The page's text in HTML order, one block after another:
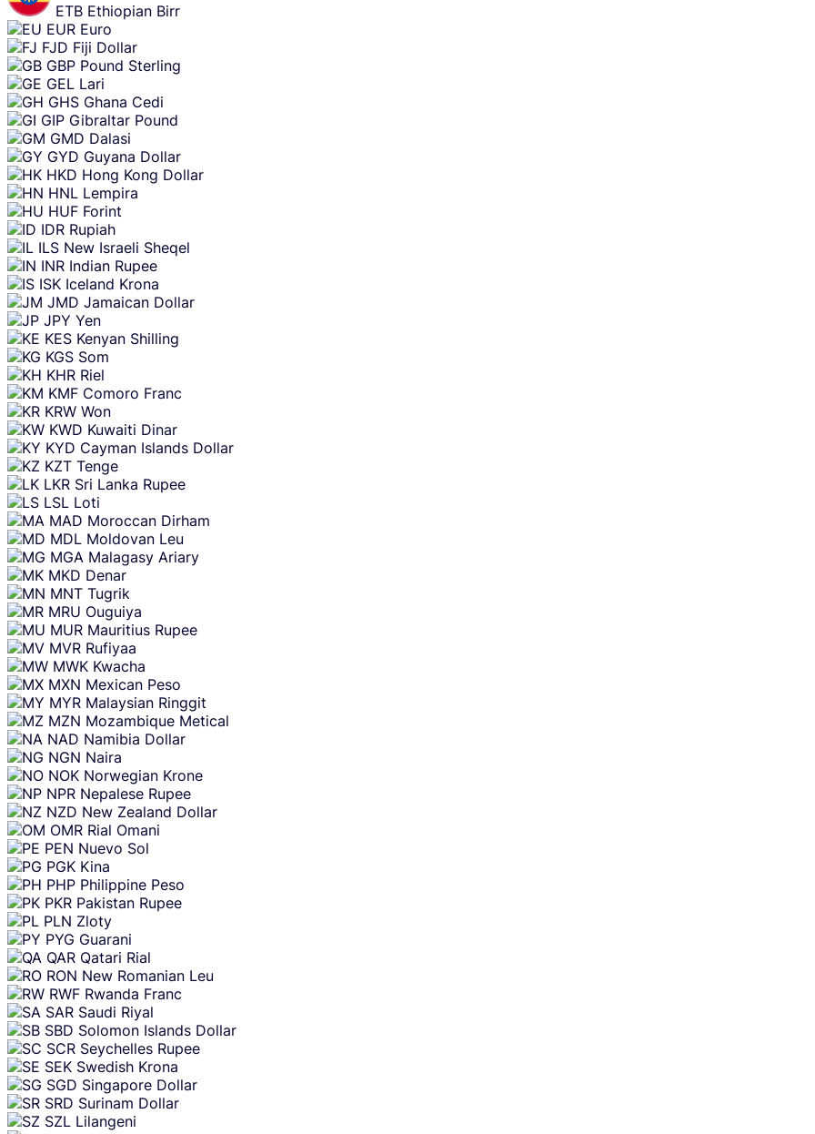
ETB Ethiopian Birr
EUR Euro
FJD Fiji Dollar
GBP Pound Sterling
GEL Lari
GHS Ghana Cedi
GIP Gibraltar Pound
GMD Dalasi
GYD Guyana Dollar
HKD Hong Kong Dollar
HNL Lempira
HUF Forint
IDR Rupiah
ILS New Israeli Sheqel
INR Indian Rupee
ISK Iceland Krona
JMD Jamaican Dollar
JPY Yen
KES Kenyan Shilling
KGS Som
KHR Riel
KMF Comoro Franc
KRW Won
KWD Kuwaiti Dinar
KYD Cayman Islands Dollar
KZT Tenge
LKR Sri Lanka Rupee
LSL Loti
MAD Moroccan Dirham
MDL Moldovan Leu
MGA Malagasy Ariary
MKD Denar
MNT Tugrik
MRU Ouguiya
MUR Mauritius Rupee
MVR Rufiyaa
MWK Kwacha
MXN Mexican Peso
MYR Malaysian Ringgit
MZN Mozambique Metical
NAD Namibia Dollar
NGN Naira
NOK Norwegian Krone
NPR Nepalese Rupee
NZD New Zealand Dollar
OMR Rial Omani
PEN Nuevo Sol
PGK Kina
PHP Philippine Peso
PKR Pakistan Rupee
PLN Zloty
PYG Guarani
QAR Qatari Rial
RON New Romanian Leu
RWF Rwanda Franc
SAR Saudi Riyal
SBD Solomon Islands Dollar
SCR Seychelles Rupee
SEK Swedish Krona
SGD Singapore Dollar
SRD Surinam Dollar
SZL Lilangeni